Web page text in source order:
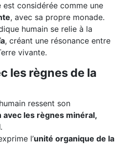
est considérée comme une
, avec sa propre monade.
humain se relie à la
, créant une résonance entre
vivante.
les règnes de la
ressent son
les règnes minéral,
.
l’unité organique de la